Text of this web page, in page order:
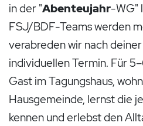
in der "Abenteujahr-WG"
FSJ/BDF-Teams werden
verabreden wir nach
individuellen Termin. Für
Gast im Tagungshaus,
Hausgemeinde, lernst die
kennen und erlebst den